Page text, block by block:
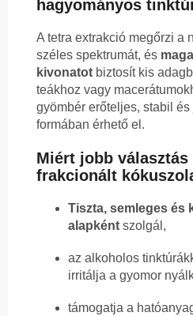
hagyományos
A tetra extrakció megőrzi a
széles spektrumát, és
kivonatot biztosít kis
teákhoz vagy
gyömbér erőteljes, stabil
formában érhető el.
Miért jobb választás
frakcionált
Tiszta, semleges és
alapként szolgál,
az alkoholos
irritálja a gyomor
támogatja a